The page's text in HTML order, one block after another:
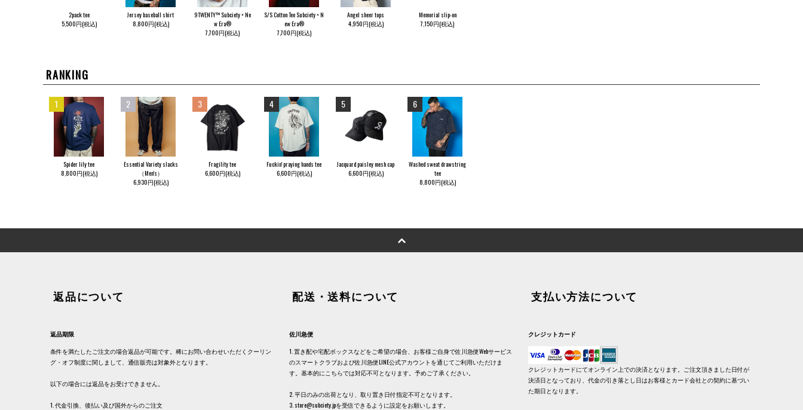
2pack tee
5,500円(税込)
Jersey baseball shirt
8,800円(税込)
9TWENTY™ Subciety × Ne
w Era®
7,700円(税込)
S/S Cotton Tee Subciety × N
ew Era®
7,700円(税込)
Angel sheer tops
4,950円(税込)
Memorial slip-on
7,150円(税込)
RANKING
1
Spider lily tee
8,800円(税込)
2
Essential Variety slacks
（Men's）
6,930円(税込)
3
Fragility tee
6,600円(税込)
4
Fuckin' praying hands tee
6,600円(税込)
5
Jacquard paisley mesh cap
6,600円(税込)
6
Washed sweat drawstring
tee
8,800円(税込)
返品について
返品期限
条件を満たしたご注文の場合返品が可能です。稀にお問い合わせいただくクーリン
グ・オフ制度に関しまして、通信販売は対象外となります。
以下の場合には返品をお受けできません。
1. 代金引換、後払い及び国外からのご注文
配送・送料について
佐川急便
1. 置き配や宅配ボックスなどをご希望の場合、お客様ご自身で佐川急便Webサービス
のスマートクラブおよび佐川急便LINE公式アカウントを通じてご利用いただけま
す。基本的にこちらでは対応不可となります。予めご了承ください。
2. 平日のみの出荷となり、取り置き日付指定不可となります。
3. store@subciety.jpを受信できるように設定をお願いします。
支払い方法について
クレジットカード
クレジットカードにてオンライン上での決済となります。ご注文頂きました日付が
決済日となっており、代金の引き落とし日はお客様とカード会社との契約に基づい
た期日となります。